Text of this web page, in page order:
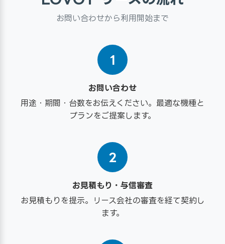
お問い合わせから利用開始まで
1
お問い合わせ
用途・期間・台数をお伝えください。最適な機種と
プランをご提案します。
2
お見積もり・与信審査
お見積もりを提示。リース会社の審査を経て契約し
ます。